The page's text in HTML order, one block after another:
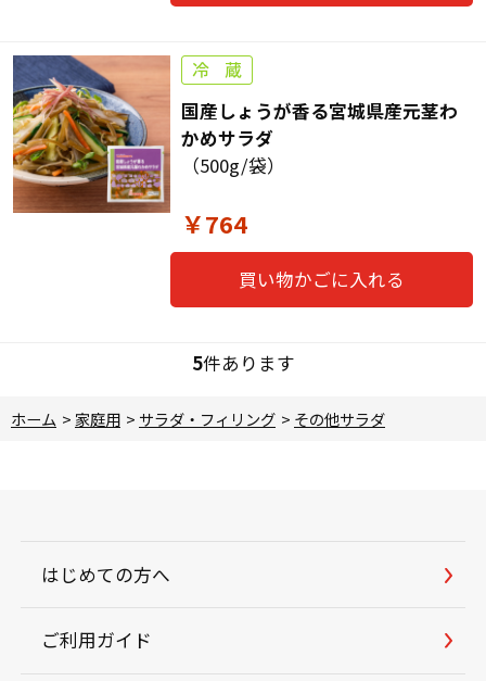
国産しょうが香る宮城県産元茎わ
かめサラダ
（500g/袋）
￥764
買い物かごに入れる
5件あります
ホーム > 家庭用 > サラダ・フィリング > その他サラダ
はじめての方へ
ご利用ガイド